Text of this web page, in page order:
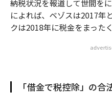
納税状況を報道して世間を
によれば、ベゾスは2017年
クは2018年に税金をまった
「借金で税控除」の合